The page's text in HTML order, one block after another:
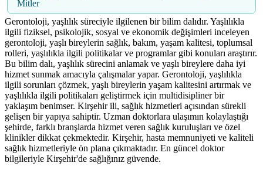
Mitler
Gerontoloji, yaşlılık süreciyle ilgilenen bir bilim dalıdır. Yaşlılıkla
ilgili fiziksel, psikolojik, sosyal ve ekonomik değişimleri inceleyen
gerontoloji, yaşlı bireylerin sağlık, bakım, yaşam kalitesi, toplumsal
rolleri, yaşlılıkla ilgili politikalar ve programlar gibi konuları araştırır.
Bu bilim dalı, yaşlılık sürecini anlamak ve yaşlı bireylere daha iyi
hizmet sunmak amacıyla çalışmalar yapar. Gerontoloji, yaşlılıkla
ilgili sorunları çözmek, yaşlı bireylerin yaşam kalitesini artırmak ve
yaşlılıkla ilgili politikaları geliştirmek için multidisipliner bir
yaklaşım benimser. Kirşehir ili, sağlık hizmetleri açısından sürekli
gelişen bir yapıya sahiptir. Uzman doktorlara ulaşımın kolaylaştığı
şehirde, farklı branşlarda hizmet veren sağlık kuruluşları ve özel
klinikler dikkat çekmektedir. Kirşehir, hasta memnuniyeti ve kaliteli
sağlık hizmetleriyle ön plana çıkmaktadır. En güncel doktor
bilgileriyle Kirşehir'de sağlığınız güvende.